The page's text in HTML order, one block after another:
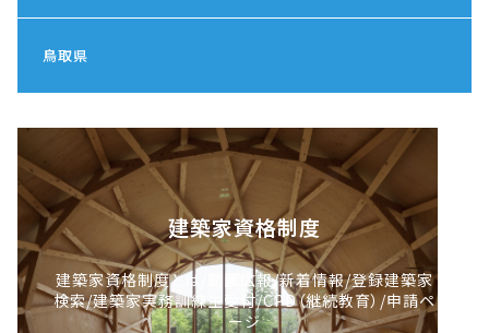
鳥取県
建築家資格制度
建築家資格制度とは/動画広報/新着情報/登録建築家
検索/建築家実務訓練生受付/CPD（継続教育）/申請ペ
ージ